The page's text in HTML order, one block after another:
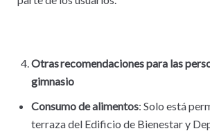
Otrasrecomendaciones para las
gimnasio
Consumo de alimentos: Solo está
terraza del Edificio de Bienestar y